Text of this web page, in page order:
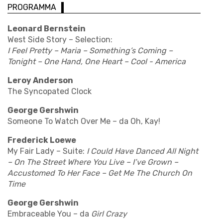
PROGRAMMA
Leonard Bernstein
West Side Story – Selection:
I Feel Pretty – Maria – Something’s Coming –
Tonight – One Hand, One Heart – Cool - America
Leroy Anderson
The Syncopated Clock
George Gershwin
Someone To Watch Over Me – da Oh, Kay!
Frederick Loewe
My Fair Lady – Suite: I Could Have Danced All Night
– On The Street Where You Live – I’ve Grown –
Accustomed To Her Face – Get Me The Church On
Time
George Gershwin
Embraceable You – da Girl Crazy